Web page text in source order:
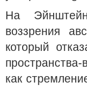
На
воззрения
который
как